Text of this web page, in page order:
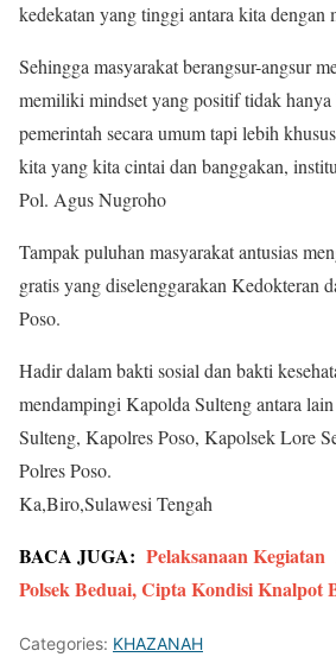
kedekatan yang tinggi antara kita dengan
Sehingga masyarakat berangsur-angsur
memiliki mindset yang positif tidak hanya
pemerintah secara umum tapi lebih
kita yang kita cintai dan banggakan,
Pol. Agus Nugroho
Tampak puluhan masyarakat antusias
gratis yang diselenggarakan Kedokteran
Poso.
Hadir dalam bakti sosial dan bakti
mendampingi Kapolda Sulteng antara
Sulteng, Kapolres Poso, Kapolsek Lore
Polres Poso.
Ka,Biro,Sulawesi Tengah
BACA JUGA: Pelaksanaan
Polsek Beduai, Cipta Kondisi Knalpot
Categories: KHAZANAH